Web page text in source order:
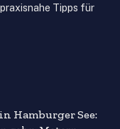
Tipps für
Hamburger See: